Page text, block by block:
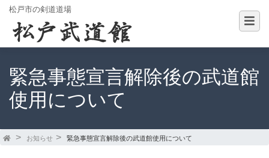
松戸市の剣道道場
緊急事態宣言解除後の武道館
使用について
お知らせ 緊急事態宣言解除後の武道館使用について